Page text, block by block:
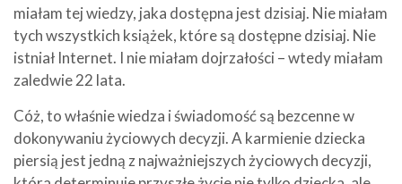
miałam tej wiedzy, jaka dostępna jest dzisiaj. Nie miałam
tych wszystkich książek, które są dostępne dzisiaj. Nie
istniał Internet. I nie miałam dojrzałości – wtedy miałam
zaledwie 22 lata.
Cóż, to właśnie wiedza i świadomość są bezcenne w
dokonywaniu życiowych decyzji. A karmienie dziecka
piersią jest jedną z najważniejszych życiowych decyzji,